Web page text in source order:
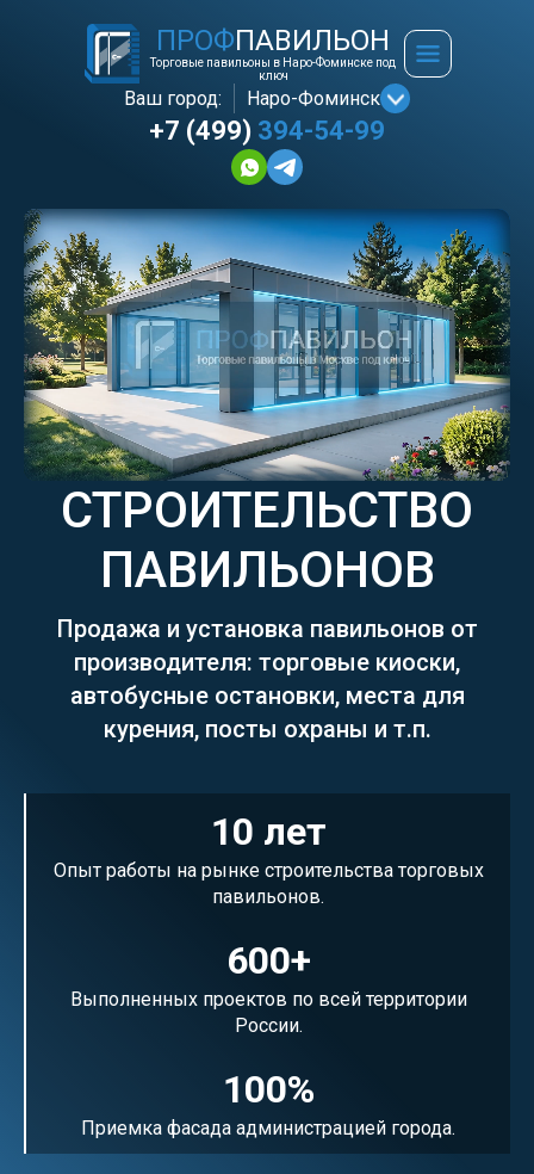
ПРОФПАВИЛЬОН
Торговые павильоны в Наро-Фоминске под
ключ
Ваш город: Наро-Фоминск
+7 (499) 394-54-99
СТРОИТЕЛЬСТВО
ПАВИЛЬОНОВ
Продажа и установка павильонов от
производителя: торговые киоски,
автобусные остановки, места для
курения, посты охраны и т.п.
10 лет
Опыт работы на рынке строительства торговых
павильонов.
600+
Выполненных проектов по всей территории
России.
100%
Приемка фасада администрацией города.